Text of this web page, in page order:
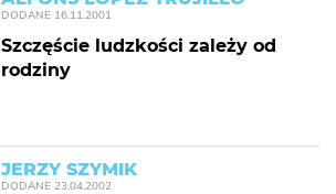
DODANE 16.11.2001
Szczęście ludzkości zależy od
rodziny
JERZY SZYMIK
DODANE 23.04.2002